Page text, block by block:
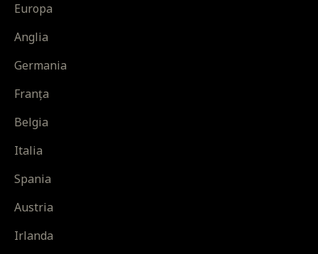
Europa
Anglia
Germania
Franța
Belgia
Italia
Spania
Austria
Irlanda